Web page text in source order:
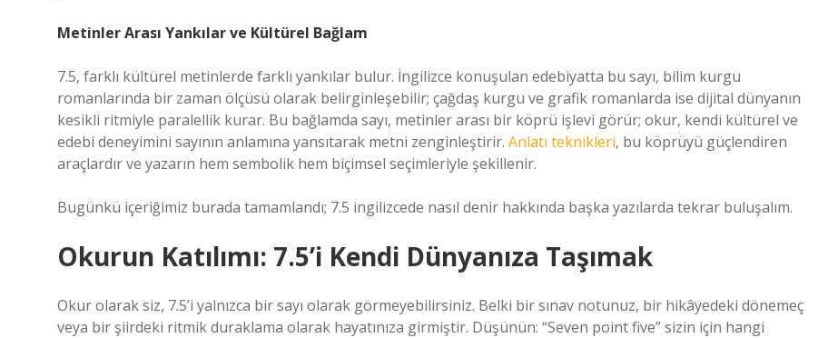
Metinler Arası Yankılar ve Kültürel Bağlam
7.5, farklı kültürel metinlerde farklı yankılar bulur. İngilizce konuşulan edebiyatta bu sayı, bilim kurgu
romanlarında bir zaman ölçüsü olarak belirginleşebilir; çağdaş kurgu ve grafik romanlarda ise dijital dünyanın
kesikli ritmiyle paralellik kurar. Bu bağlamda sayı, metinler arası bir köprü işlevi görür; okur, kendi kültürel ve
edebi deneyimini sayının anlamına yansıtarak metni zenginleştirir. Anlatı teknikleri, bu köprüyü güçlendiren
araçlardır ve yazarın hem sembolik hem biçimsel seçimleriyle şekillenir.
Bugünkü içeriğimiz burada tamamlandı; 7.5 ingilizcede nasıl denir hakkında başka yazılarda tekrar buluşalım.
Okurun Katılımı: 7.5’i Kendi Dünyanıza Taşımak
Okur olarak siz, 7.5’i yalnızca bir sayı olarak görmeyebilirsiniz. Belki bir sınav notunuz, bir hikâyedeki dönemeç
veya bir şiirdeki ritmik duraklama olarak hayatınıza girmiştir. Düşünün: “Seven point five” sizin için hangi